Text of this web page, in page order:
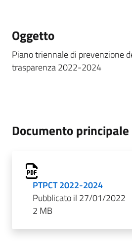
Oggetto
Piano triennale di prevenzione
trasparenza 2022-2024
Documento principale
PTPCT 2022-2024
Pubblicato il 27/01/2022
2 MB